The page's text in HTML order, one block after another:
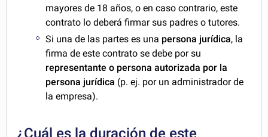
mayores de 18 años, o en caso contrario, este
contrato lo deberá firmar sus padres o tutores.
Si una de las partes es una persona jurídica, la
firma de este contrato se debe por su
representante o persona autorizada por la
persona jurídica (p. ej. por un administrador de
la empresa).
¿Cuál es la duración de este